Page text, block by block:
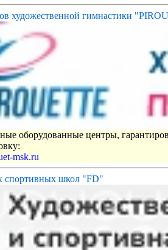
художественной гимнастики
оборудованные центры,
msk.ru
спортивных школ "FD"